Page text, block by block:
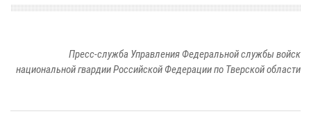
Пресс-служба Управления Федеральной службы войск
национальной гвардии Российской Федерации по Тверской области